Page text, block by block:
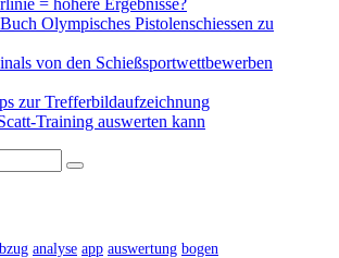
= höhere Ergebnisse?
Olympisches Pistolenschiessen zu
von den Schießsportwettbewerben
zur Trefferbildaufzeichnung
Training auswerten kann
analyse app auswertung bogen